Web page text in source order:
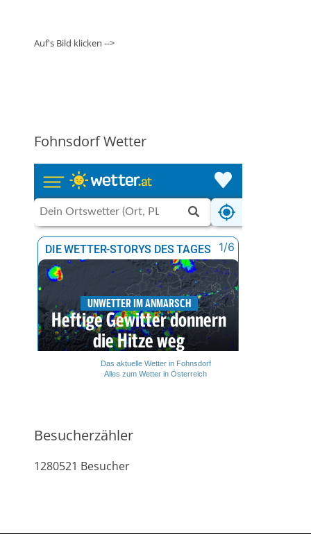
Auf's Bild klicken -->
Fohnsdorf Wetter
Das aktuelle Wetter in Fohnsdorf
Alles zum Wetter in Österreich
Besucherzähler
1280521 Besucher